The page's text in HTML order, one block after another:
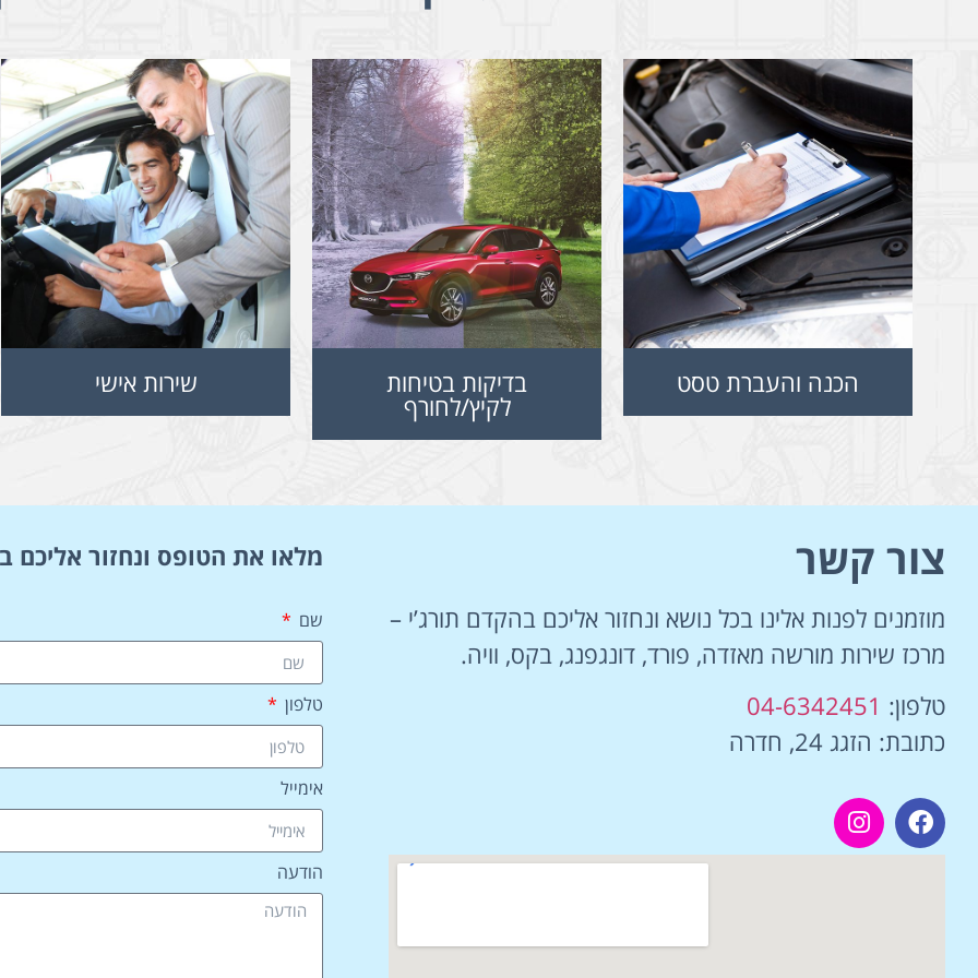
הכנה והעברת טסט בדיקות בטיחות
לקיץ/לחורף
שירות אישי
צור קשר
מוזמנים לפנות אלינו בכל נושא ונחזור אליכם בהקדם תורג’י –
מרכז שירות מורשה מאזדה, פורד, דונגפנג, בקס, וויה.
טלפון: 04-6342451
כתובת: הזגג 24, חדרה
מלאו את הטופס ונחזור אליכם
שם
טלפון
אימייל
הודעה